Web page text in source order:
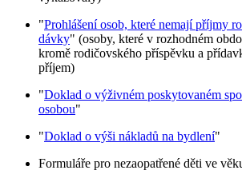
"Prohlášení osob, které nemají příjmy
dávky" (osoby, které v rozhodném
kromě rodičovského příspěvku a
příjem)
"Doklad o výživném poskytovaném
osobou"
"Doklad o výši nákladů na bydlení"
Formuláře pro nezaopatřené děti ve